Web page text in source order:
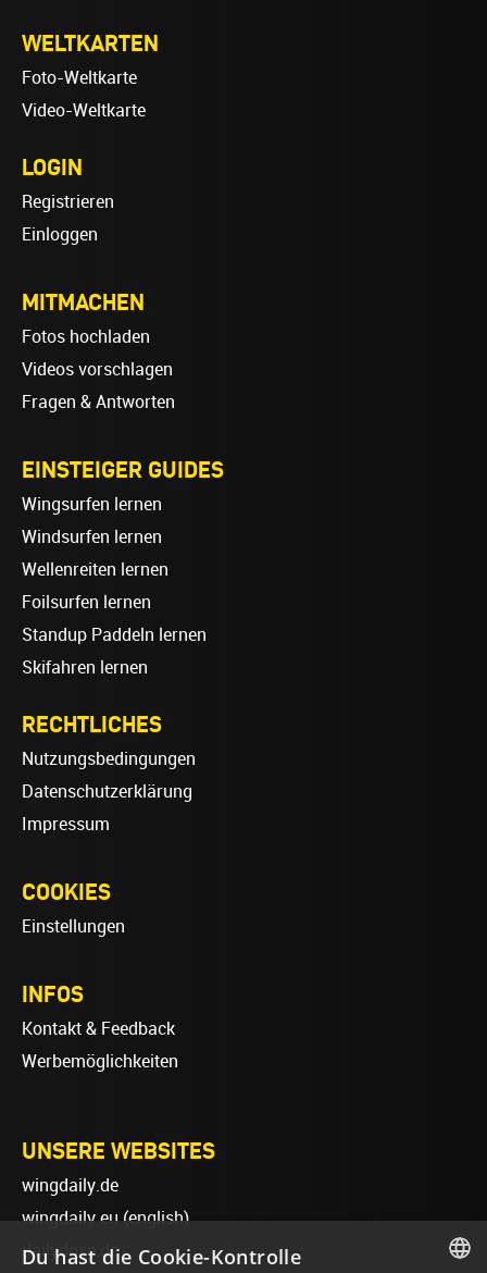
WELTKARTEN
Foto-Weltkarte
Video-Weltkarte
LOGIN
Registrieren
Einloggen
MITMACHEN
Fotos hochladen
Videos vorschlagen
Fragen & Antworten
EINSTEIGER GUIDES
Wingsurfen lernen
Windsurfen lernen
Wellenreiten lernen
Foilsurfen lernen
Standup Paddeln lernen
Skifahren lernen
RECHTLICHES
Nutzungsbedingungen
Datenschutzerklärung
Impressum
COOKIES
Einstellungen
INFOS
Kontakt & Feedback
Werbemöglichkeiten
UNSERE WEBSITES
wingdaily.de
wingdaily.eu(english)
dailydose.de
Du hast die Cookie-Kontrolle